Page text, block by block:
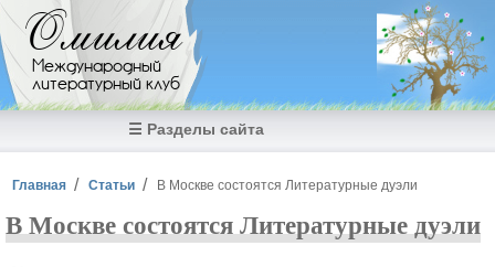
Перейти к основному содержанию
Омилия
Международный
литературный клуб
☰ Разделы сайта
Вы здесь
Главная Статьи В Москве состоятся Литературные дуэли
В Москве состоятся Литературные дуэли